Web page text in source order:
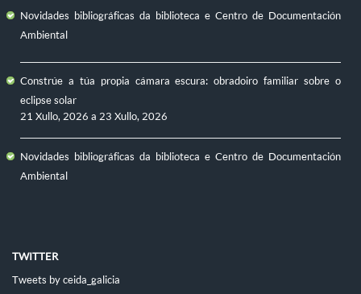
Novidades bibliográficas da biblioteca e Centro de Documentación
Ambiental
Constrúe a túa propia cámara escura: obradoiro familiar sobre o
eclipse solar
21 Xullo, 2026 a 23 Xullo, 2026
Novidades bibliográficas da biblioteca e Centro de Documentación
Ambiental
TWITTER
Tweets by ceida_galicia